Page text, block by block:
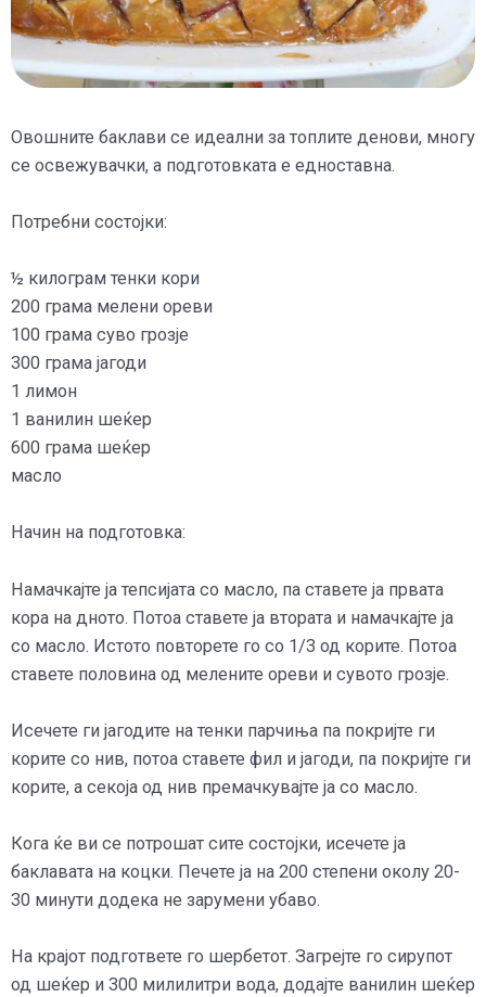
Овошните баклави се идеални за топлите денови, многу
се освежувачки, а подготовката е едноставна.
Потребни состојки:
½ килограм тенки кори
200 грама мелени ореви
100 грама суво грозје
300 грама јагоди
1 лимон
1 ванилин шеќер
600 грама шеќер
масло
Начин на подготовка:
Намачкајте ја тепсијата со масло, па ставете ја првата
кора на дното. Потоа ставете ја втората и намачкајте ја
со масло. Истото повторете го со 1/3 од корите. Потоа
ставете половина од мелените ореви и сувото грозје.
Исечете ги јагодите на тенки парчиња па покријте ги
корите со нив, потоа ставете фил и јагоди, па покријте ги
корите, а секоја од нив премачкувајте ја со масло.
Кога ќе ви се потрошат сите состојки, исечете ја
баклавата на коцки. Печете ја на 200 степени околу 20-
30 минути додека не зарумени убаво.
На крајот подгответе го шербетот. Загрејте го сирупот
од шеќер и 300 милилитри вода, додајте ванилин шеќер